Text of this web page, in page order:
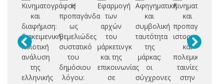
Κινηματογράφος
και
διαφήμιση:
διακειμενική,
ποιοτική
ανάλυση
της
ελληνικής
Η
προπαγάνδα
ως
θεμελιώδες
συστατικό
του
δημόσιου
λόγου:
Εφαρμογή
των
αρχών
του
μάρκετινγκ
και της
επικοινωνίας
σε
Αφηγηματική
και
συμβολική
ταυτότητα
της
μάρκας:
οι
σύγχρονες
και
προπαγάνδα:
ιστορικές
και
πολεμικές
ταινίες
στην